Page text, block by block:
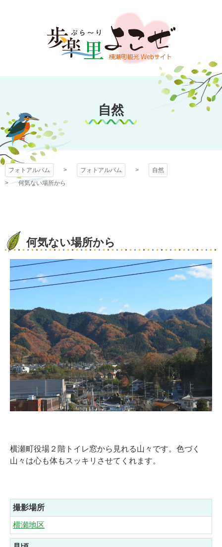
文
キ
プ
フォトアルバム
自然
フォトアルバム フォトアルバム
自然
何気ない場所から
何気ない場所から
横瀬町役場２階トイレ窓から見れる山々です。色づく
山々は心も体もスッキリさせてくれます。
撮影場所
横瀬地区